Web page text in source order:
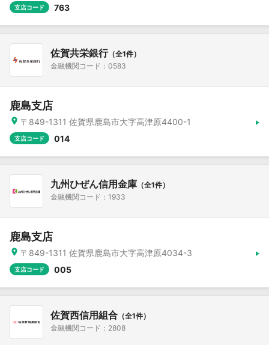
支店コード 763
佐賀共栄銀行（全1件）
金融機関コード：0583
鹿島支店
〒849-1311 佐賀県鹿島市大字高津原4400-1
支店コード 014
九州ひぜん信用金庫 （全1件）
金融機関コード：1933
鹿島支店
〒849-1311 佐賀県鹿島市大字高津原4034-3
支店コード 005
佐賀西信用組合 （全1件）
金融機関コード：2808